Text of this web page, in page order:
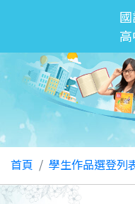
首頁 學生作品選登列